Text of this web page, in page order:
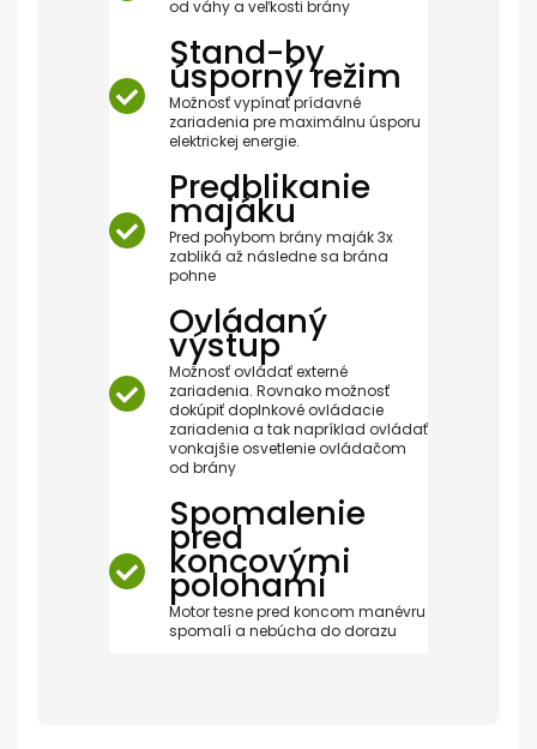
od váhy a veľkosti brány
Stand-by
úsporný režim
Možnosť vypínať prídavné
zariadenia pre maximálnu úsporu
elektrickej energie.
Predblikanie
majáku
Pred pohybom brány maják 3x
zabliká až následne sa brána
pohne
Ovládaný
výstup
Možnosť ovládať externé
zariadenia. Rovnako možnosť
dokúpiť doplnkové ovládacie
zariadenia a tak napríklad ovládať
vonkajšie osvetlenie ovládačom
od brány
Spomalenie
pred
koncovými
polohami
Motor tesne pred koncom manévru
spomalí a nebúcha do dorazu